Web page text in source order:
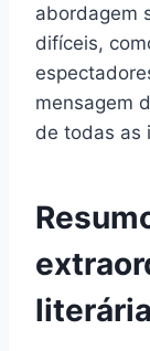
abordagem
difíceis,
mensagem
de todas as
literária